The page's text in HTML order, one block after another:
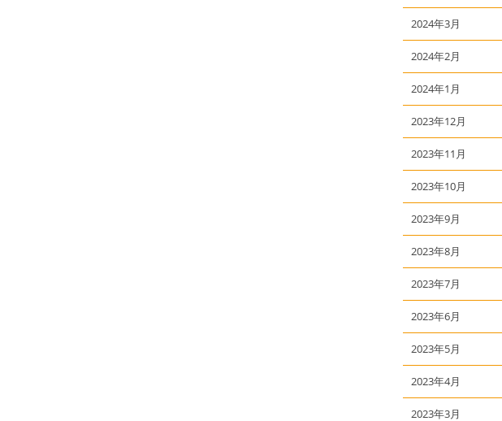
2024年3月
2024年2月
2024年1月
2023年12月
2023年11月
2023年10月
2023年9月
2023年8月
2023年7月
2023年6月
2023年5月
2023年4月
2023年3月